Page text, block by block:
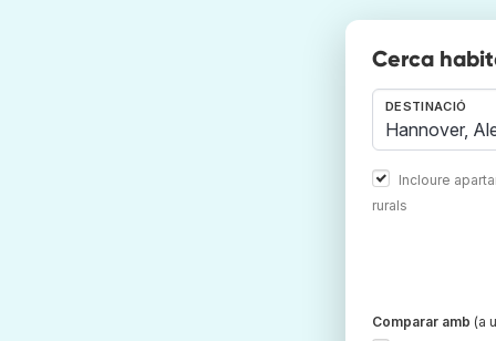
Cerca
DESTINACIÓ
Incloure
rurals
Comparar amb (a